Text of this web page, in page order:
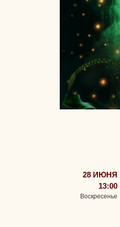
28 ИЮНЯ
13:00
Воскресенье